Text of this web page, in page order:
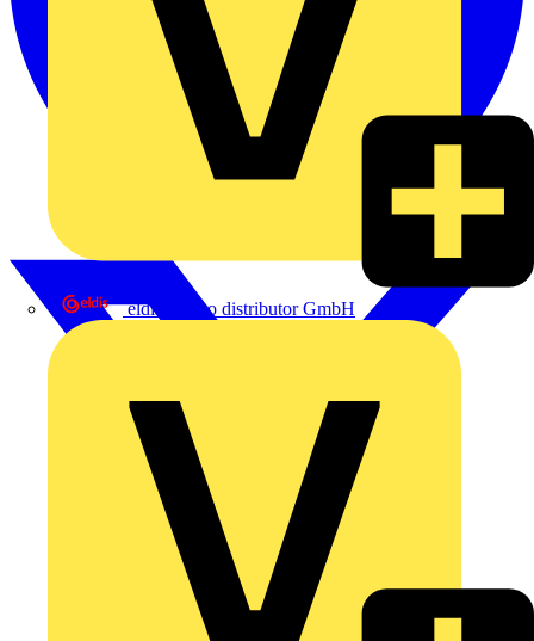
eldis electro distributor GmbH